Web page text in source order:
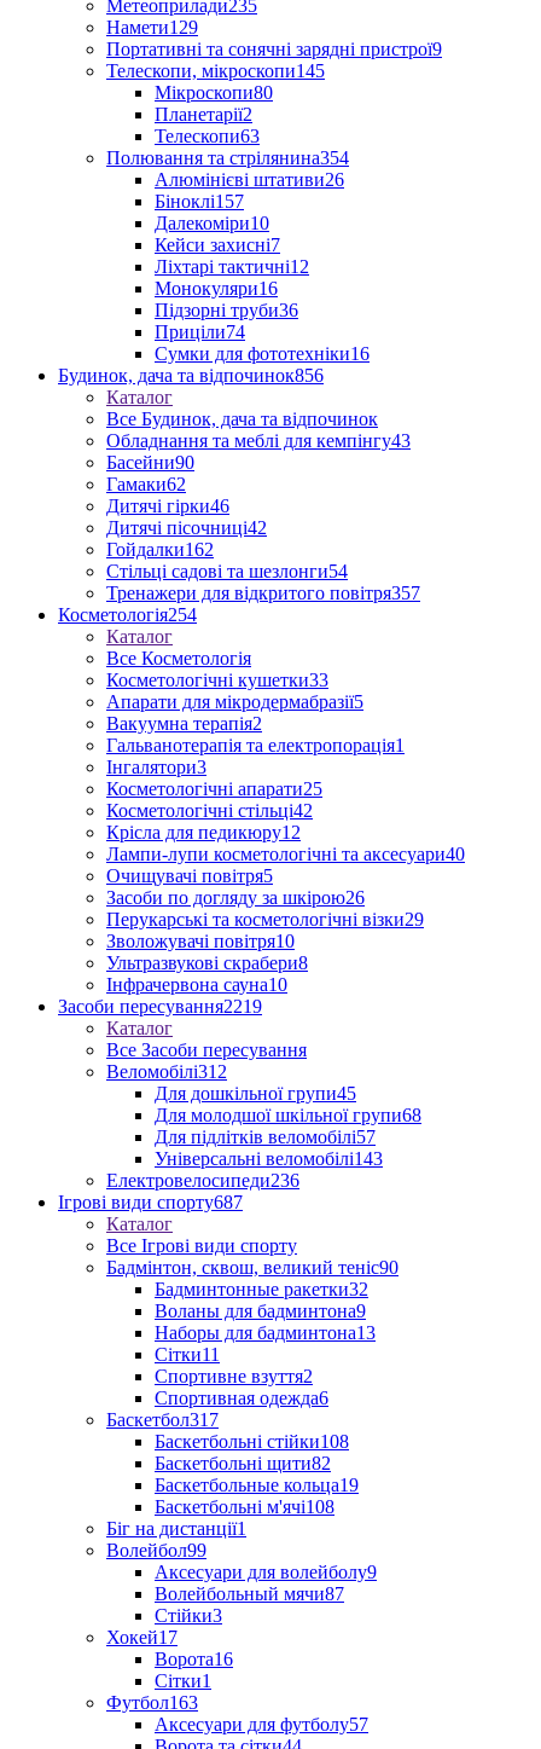
Метеоприлади235
Намети129
Портативні та сонячні зарядні пристрої9
Телескопи, мікроскопи145
Мікроскопи80
Планетарії2
Телескопи63
Полювання та стрілянина354
Алюмінієві штативи26
Біноклі157
Далекоміри10
Кейси захисні7
Ліхтарі тактичні12
Монокуляри16
Підзорні труби36
Приціли74
Сумки для фототехніки16
Будинок, дача та відпочинок856
Каталог
Все Будинок, дача та відпочинок
Обладнання та меблі для кемпінгу43
Басейни90
Гамаки62
Дитячі гірки46
Дитячі пісочниці42
Гойдалки162
Стільці садові та шезлонги54
Тренажери для відкритого повітря357
Косметологія254
Каталог
Все Косметологія
Косметологічні кушетки33
Апарати для мікродермабразії5
Вакуумна терапія2
Гальванотерапія та електропорація1
Інгалятори3
Косметологічні апарати25
Косметологічні стільці42
Крісла для педикюру12
Лампи-лупи косметологічні та аксесуари40
Очищувачі повітря5
Засоби по догляду за шкірою26
Перукарські та косметологічні візки29
Зволожувачі повітря10
Ультразвукові скрабери8
Інфрачервона сауна10
Засоби пересування2219
Каталог
Все Засоби пересування
Веломобілі312
Для дошкільної групи45
Для молодшої шкільної групи68
Для підлітків веломобілі57
Універсальні веломобілі143
Електровелосипеди236
Ігрові види спорту687
Каталог
Все Ігрові види спорту
Бадмінтон, сквош, великий теніс90
Бадминтонные ракетки32
Воланы для бадминтона9
Наборы для бадминтона13
Сітки11
Спортивне взуття2
Спортивная одежда6
Баскетбол317
Баскетбольні стійки108
Баскетбольні щити82
Баскетбольные кольца19
Баскетбольні м'ячі108
Біг на дистанції1
Волейбол99
Аксесуари для волейболу9
Волейбольный мячи87
Стійки3
Хокей17
Ворота16
Сітки1
Футбол163
Аксесуари для футболу57